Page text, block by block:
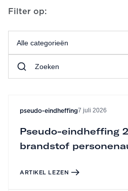
Filter op:
Alle categorieën
pseudo-eindheffing7 juli 2026
Pseudo-eindheffing
brandstof
ARTIKEL LEZEN